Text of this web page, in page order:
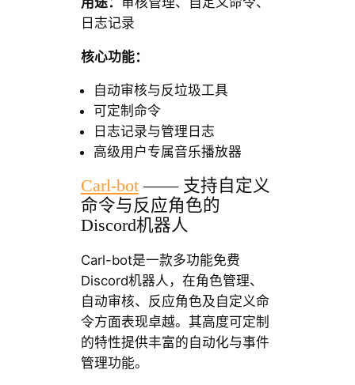
日志记录
核心功能：
自动审核与反垃圾工具
可定制命令
日志记录与管理日志
高级用户专属音乐播放器
Carl-bot—— 支持自定义
命令与反应角色的
Discord机器人
Carl-bot是一款多功能免费
Discord机器人，在角色管理、
自动审核、反应角色及自定义命
令方面表现卓越。其高度可定制
的特性提供丰富的自动化与事件
管理功能。